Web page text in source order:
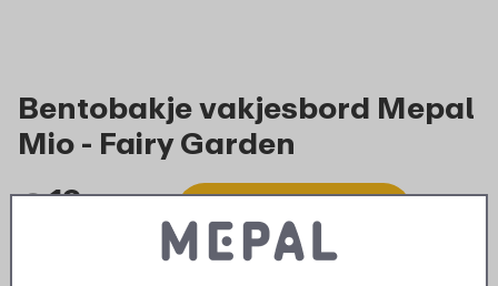
Bentobakje vakjesbord Mepal
Mio - Fairy Garden
319